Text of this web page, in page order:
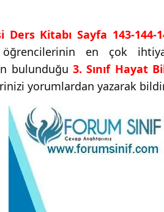
Kitabı Sayfa 143-144-
en çok
bulunduğu3. Sınıf Hayat
yorumlardan yazarak